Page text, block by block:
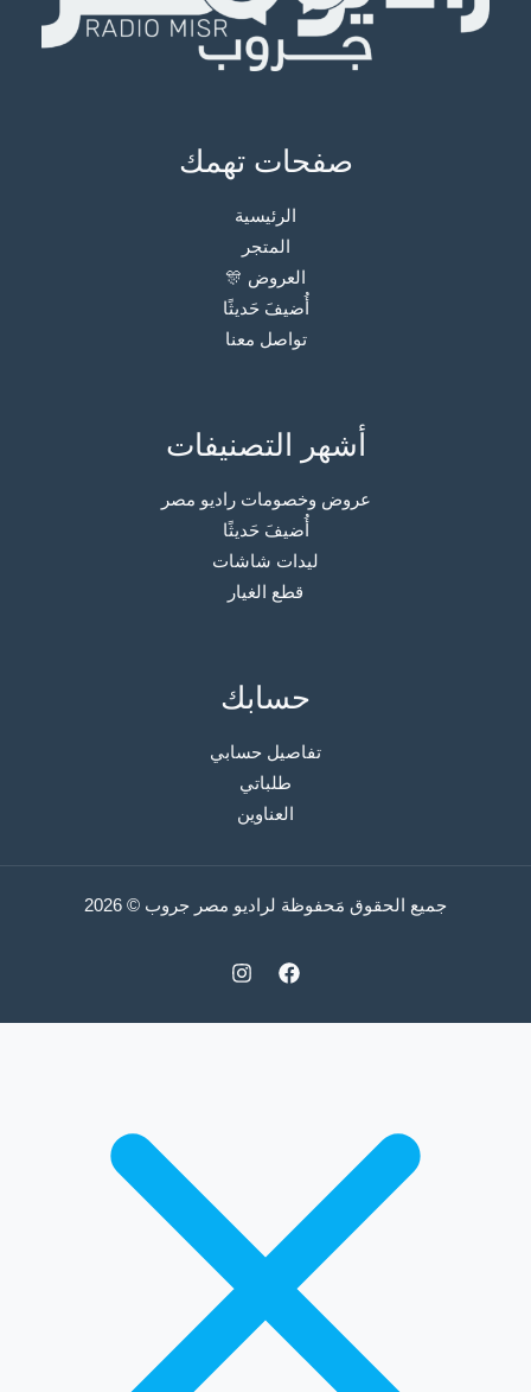
صفحات تهمك
الرئيسية
المتجر
العروض 🎊
أُضيفَ حَديثًا
تواصل معنا
أشهر التصنيفات
عروض وخصومات راديو مصر
أُضيفَ حَديثًا
ليدات شاشات
قطع الغيار
حسابك
تفاصيل حسابي
طلباتي
العناوين
جميع الحقوق مَحفوظة لراديو مصر جروب © 2026